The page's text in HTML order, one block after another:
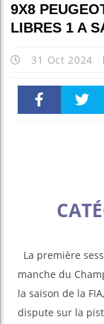
9X8
LIBRES 1 A
31 Oct 2024
La première
manche du
la saison de la
dispute sur la